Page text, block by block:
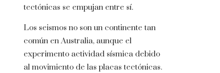
tectónicas se empujan entre sí.
Los seismos no son un continente tan
común en Australia, aunque el
experimento actividad sísmica debido
al movimiento de las placas tectónicas.